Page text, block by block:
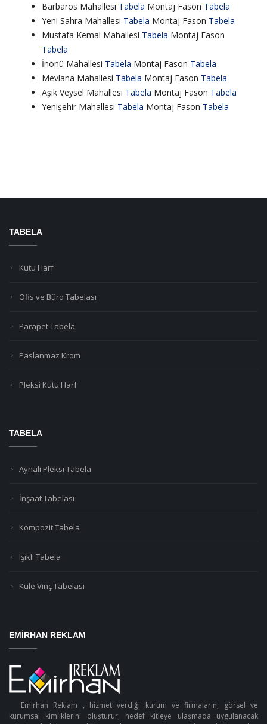
Barbaros Mahallesi Tabela Montaj Fason Tabela
Yeni Sahra Mahallesi Tabela Montaj Fason Tabela
Mustafa Kemal Mahallesi Tabela Montaj Fason
Tabela
İnönü Mahallesi Tabela Montaj Fason Tabela
Mevlana Mahallesi Tabela Montaj Fason Tabela
Aşık Veysel Mahallesi Tabela Montaj Fason Tabela
Yenişehir Mahallesi Tabela Montaj Fason Tabela
TABELA
Kutu Harf
Ofis ve Büro Tabelası
Parapet Tabela
Paslanmaz Krom
Pleksi Kutu Harf
TABELA
Aynalı Pleksi Tabela
İnşaat Tabelası
Kompozit Tabela
Işıklı Tabela
Kule Vinç Tabelası
EMIRHAN REKLAM
Emirhan Reklam , hizmet verdiği kurum ve firmaların, görsel ve
kurumsal kimliklerini oluşturur, hedef kitleye ulaşmada uygulanacak